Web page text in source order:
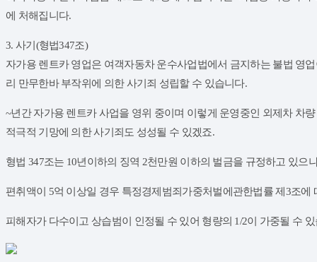
에 처해집니다.
3. 사기(형법347조)
자가용 렌트카 영업은 여객자동차 운수사업법에서 금지하는 불법 영
리 만무한바 부작위에 의한 사기죄 성립할 수 있습니다.
~년간 자가용 렌트카 사업을 영위 중이며 이렇게 운영중인 외제차 차
적극적 기망에 의한 사기죄도 성성될 수 있겠죠.
형법 347조는 10년이하의 징역 2천만원 이하의 벌금을 규정하고 있으
편취액이 5억 이상일 경우 특정경제범죄가중처벌에관한법률 제3조
피해자가 다수이고 상습범이 인정될 수 있어 형량의 1/2이 가중될 수